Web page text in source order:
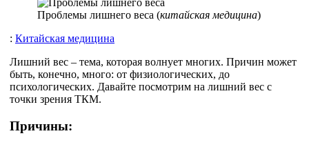
Проблемы лишнего веса (китайская медицина)
: Китайская медицина
Лишний вес – тема, которая волнует многих. Причин может
быть, конечно, много: от физиологических, до
психологических. Давайте посмотрим на лишний вес с
точки зрения ТКМ.
Причины: